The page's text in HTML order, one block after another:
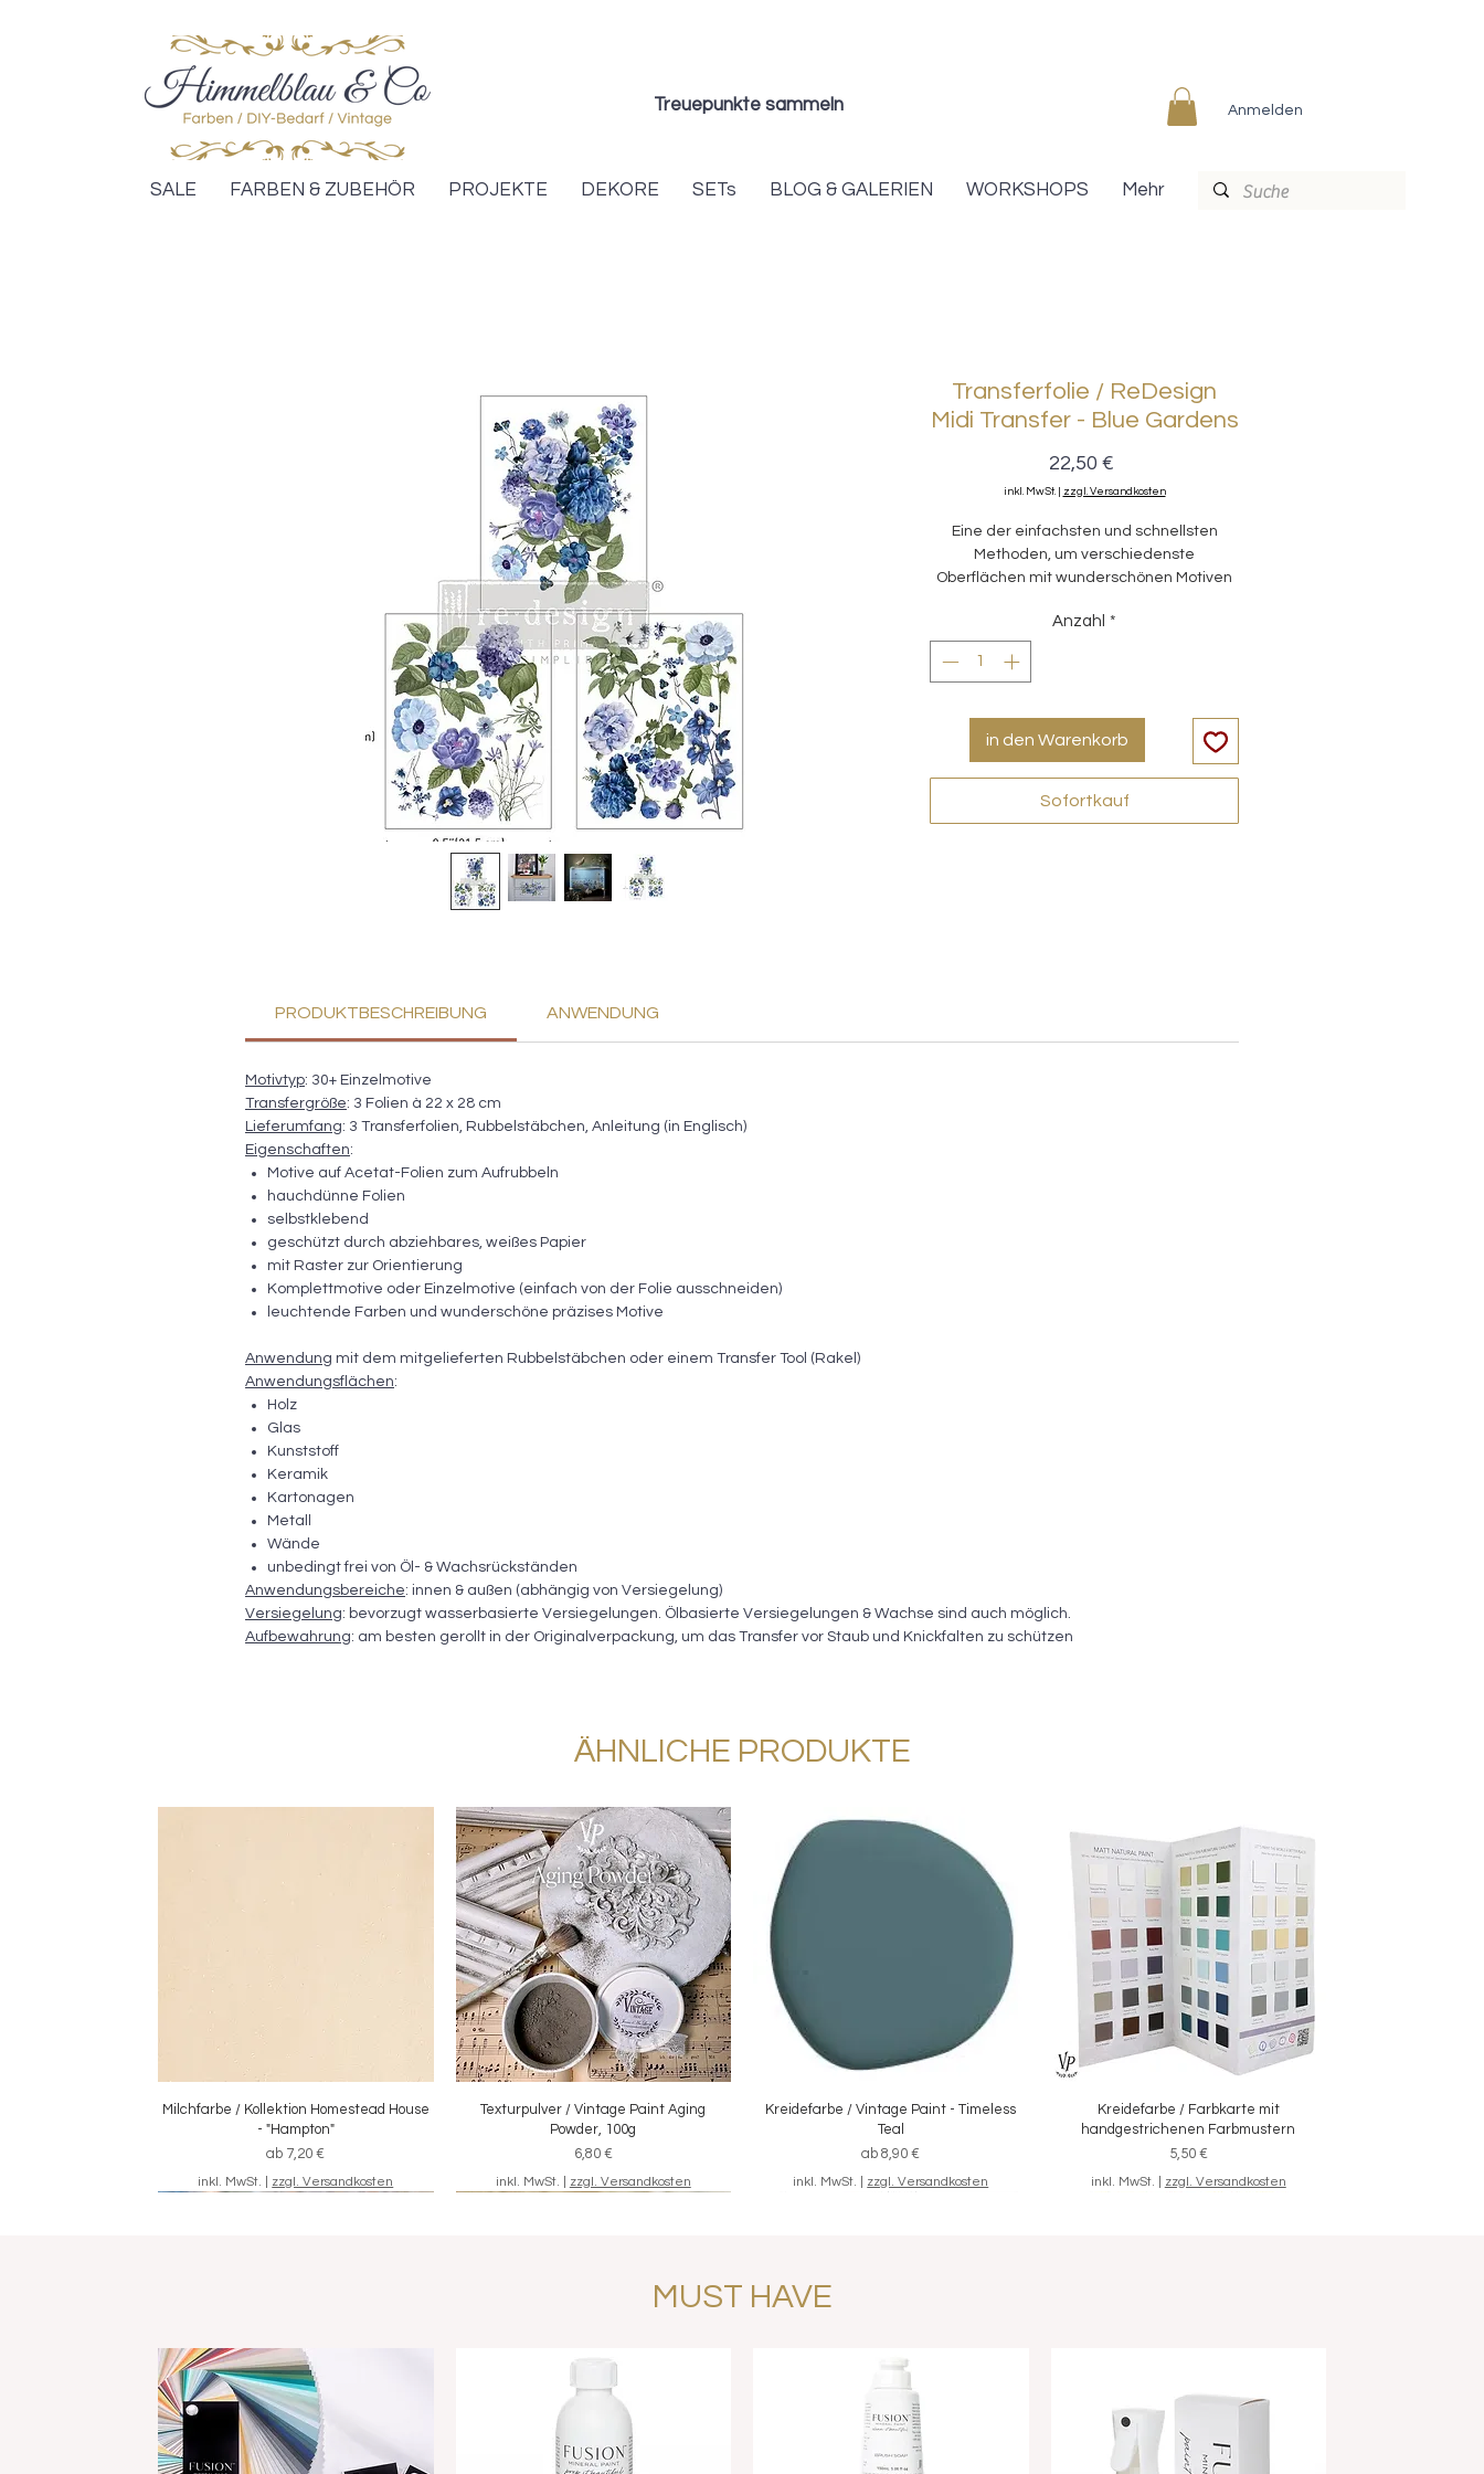
Treuepunkte sammeln Anmelden
SALE FARBEN & ZUBEHÖR PROJEKTE DEKORE SETs BLOG & GALERIEN WORKSHOPS Mehr
Transferfolie / ReDesign
Midi Transfer - Blue Gardens
22,50 €
inkl. MwSt. zzgl. Versandkosten
Eine der einfachsten und schnellsten
Methoden, um verschiedenste
Oberflächen mit wunderschönen Motiven
Anzahl *
in den Warenkorb
Sofortkauf
PRODUKTBESCHREIBUNG ANWENDUNG
Motivtyp: 30+ Einzelmotive
Transfergröße: 3 Folien à 22 x 28 cm
Lieferumfang: 3 Transferfolien, Rubbelstäbchen, Anleitung (in Englisch)
Eigenschaften:
Motive auf Acetat-Folien zum Aufrubbeln
hauchdünne Folien
selbstklebend
geschützt durch abziehbares, weißes Papier
mit Raster zur Orientierung
Komplettmotive oder Einzelmotive (einfach von der Folie ausschneiden)
leuchtende Farben und wunderschöne präzises Motive
Anwendung mit dem mitgelieferten Rubbelstäbchen oder einem Transfer Tool (Rakel)
Anwendungsflächen:
Holz
Glas
Kunststoff
Keramik
Kartonagen
Metall
Wände
unbedingt frei von Öl- & Wachsrückständen
Anwendungsbereiche: innen & außen (abhängig von Versiegelung)
Versiegelung: bevorzugt wasserbasierte Versiegelungen. Ölbasierte Versiegelungen & Wachse sind auch möglich.
Aufbewahrung: am besten gerollt in der Originalverpackung, um das Transfer vor Staub und Knickfalten zu schützen
ÄHNLICHE PRODUKTE
Schnellansicht
Milchfarbe / Kollektion Homestead House
- "Hampton"
ab 7,20 €
Sale-Preis
inkl. MwSt. zzgl. Versandkosten
Schnellansicht
Texturpulver / Vintage Paint Aging
Powder, 100g
Preis
6,80 €
inkl. MwSt. zzgl. Versandkosten
Schnellansicht
Kreidefarbe / Vintage Paint - Timeless
Teal
ab8,90 €
Sale-Preis
inkl. MwSt. zzgl. Versandkosten
Schnellansicht
Kreidefarbe / Farbkarte mit
handgestrichenen Farbmustern
Preis
5,50 €
inkl. MwSt. zzgl. Versandkosten
MUST HAVE